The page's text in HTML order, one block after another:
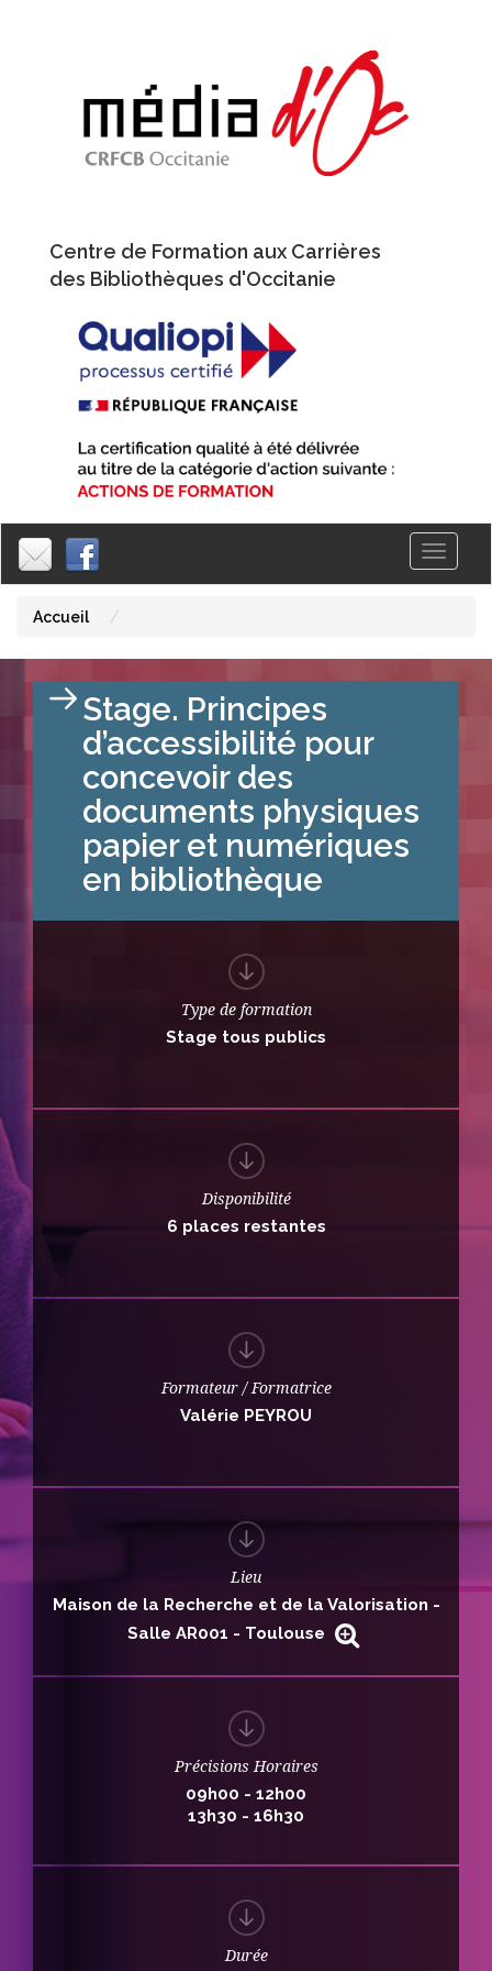
Centre de Formation aux Carrières
des Bibliothèques d'Occitanie
Toggle
Accueil
Stage. Principes
d’accessibilité pour
concevoir des
documents physiques
papier et numériques
en bibliothèque
Type de formation
Stage tous publics
Disponibilité
6 places restantes
Formateur / Formatrice
Valérie PEYROU
Lieu
Maison de la Recherche et de la Valorisation -
Salle AR001 - Toulouse
Précisions Horaires
09h00 - 12h00
13h30 - 16h30
Durée